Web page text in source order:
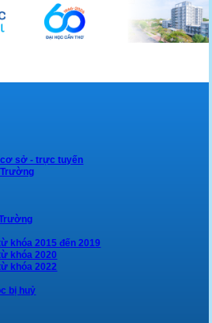
cơ sở - trực tuyến
Trường
khóa 2015 đến 2019
khóa 2020
khóa 2022
bị huỷ